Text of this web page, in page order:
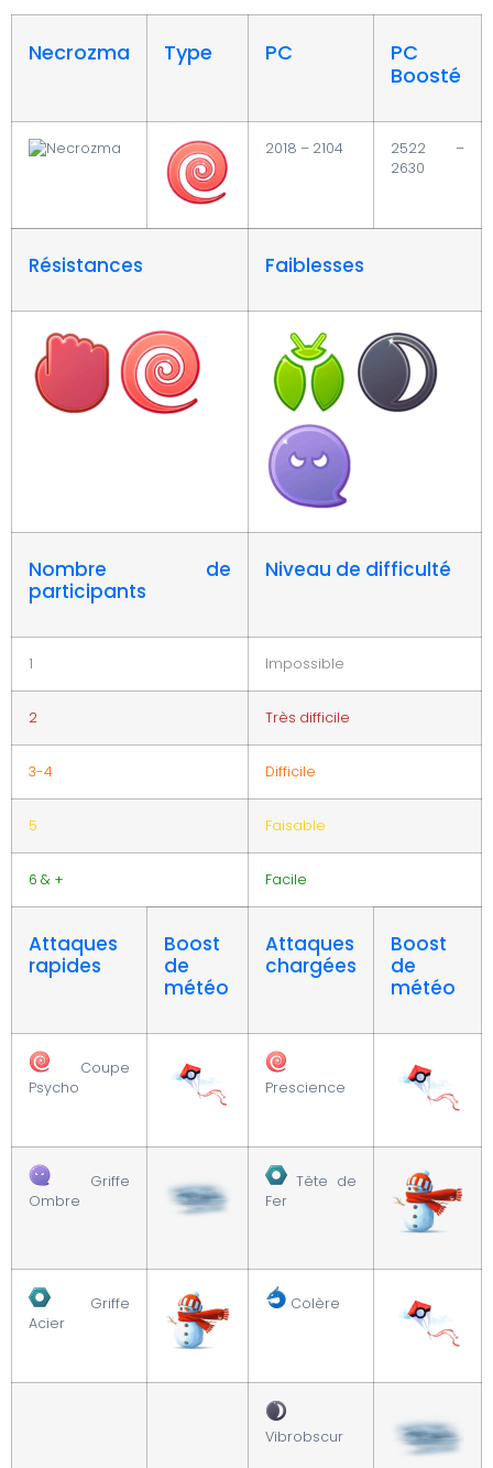
Necrozma Type PC
PC
Boosté
2018 – 2104
2522 –
2630
Résistances Faiblesses
Nombre de
participants
Niveau de difficulté
1 Impossible
2 Très difficile
3-4 Difficile
5 Faisable
6 & + Facile
Attaques
rapides
Boost
de
météo
Attaques
chargées
Boost
de
météo
Coupe
Psycho
Prescience
Griffe
Ombre
Tête de
Fer
Griffe
Acier
Colère
Vibrobscur